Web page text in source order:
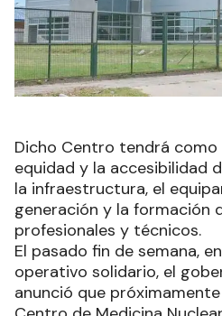
Dicho Centro tendrá
equidad y la accesibilidad
la infraestructura, el
generación y la formación
profesionales y técnicos.
El pasado fin de semana,
operativo solidario, el
anunció que